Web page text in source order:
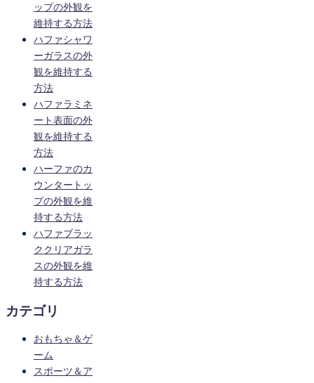
ップの外観を
維持する方法
ハファシャワ
ーガラスの外
観を維持する
方法
ハファラミネ
ート表面の外
観を維持する
方法
ハーファのカ
ウンタートッ
プの外観を維
持する方法
ハファブラッ
ククリアガラ
スの外観を維
持する方法
カテゴリ
おもちゃ＆ゲ
ーム
スポーツ＆ア